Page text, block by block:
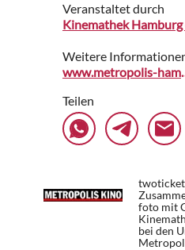
Veranstaltet durch
Kinemathek Hamburg
Weitere
Teilen
foto mit
bei den